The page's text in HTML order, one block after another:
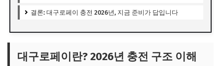
결론: 대구로페이 충전 2026년, 지금 준비가 답입니다
대구로페이란? 2026년 충전 구조 이해